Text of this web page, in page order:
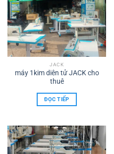
JACK
máy 1kim diên tử JACK cho
thuê
ĐỌC TIẾP